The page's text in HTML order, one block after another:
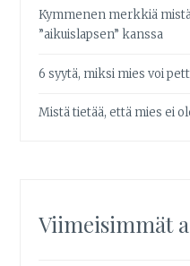
Kymmenen merkkiä
”aikuislapsen” kanssa
6 syytä, miksi mies voi
Mistä tietää, että mies ei
Viimeisimmät